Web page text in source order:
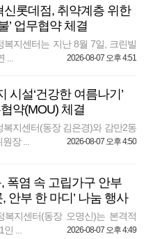
신롯데점, 취약계층 위한
’ 업무협약 체결
복지센터는 지난 8월 7일, 크린빌
2026-08-07 오후 4:51
시설‘건강한 여름나기’
약(MOU) 체결
지센터(동장 김은경)와 감만2동
장 ...
2026-08-07 오후 4:50
폭염 속 고립가구 안부
안부 한 마디’ 나눔 행사
지센터(동장 오명신)는 본격적
...
2026-08-07 오후 4:49